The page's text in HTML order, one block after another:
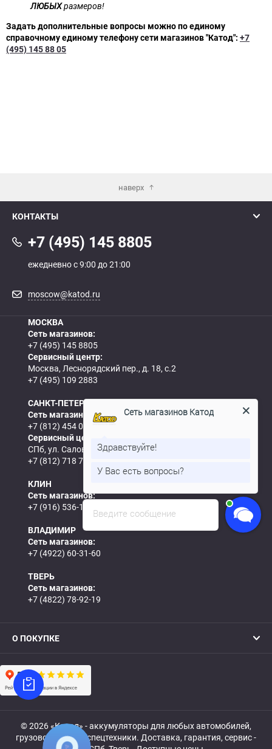
ЛЮБЫХразмеров!
Задать дополнительные вопросы можно по единому
справочному единому телефону сети магазинов "Катод": +7
(495) 145 88 05
наверх
КОНТАКТЫ
+7 (495) 145 8805
ежедневно с 9:00 до 21:00
moscow@katod.ru
МОСКВА
Сеть магазинов:
+7 (495) 145 8805
Сервисный центр:
Москва, Леснорядский пер., д. 18, с.2
+7 (495) 109 2883
САНКТ-ПЕТЕРБУРГ
Сеть магазинов:
+7 (812) 454 0844
Сервисный центр:
СПб, ул. Салова, д.57, корп.5
+7 (812) 718 7693
КЛИН
Сеть магазинов:
+7 (916) 536-15-61
ВЛАДИМИР
Сеть магазинов:
+7 (4922) 60-31-60
ТВЕРЬ
Сеть магазинов:
+7 (4822) 78-92-19
О ПОКУПКЕ
© 2026 «Катод» - аккумуляторы для любых автомобилей,
грузовой, мото- и спецтехники. Доставка, гарантия, сервис -
Введите сообщение
Сеть магазинов Катод
Здравствуйте!
У Вас есть вопросы?